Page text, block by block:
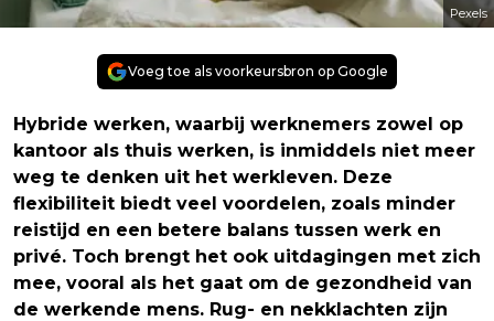
Pexels
Voeg toe als voorkeursbron op Google
Hybride werken, waarbij werknemers zowel op
kantoor als thuis werken, is inmiddels niet meer
weg te denken uit het werkleven. Deze
flexibiliteit biedt veel voordelen, zoals minder
reistijd en een betere balans tussen werk en
privé. Toch brengt het ook uitdagingen met zich
mee, vooral als het gaat om de gezondheid van
de werkende mens. Rug- en nekklachten zijn